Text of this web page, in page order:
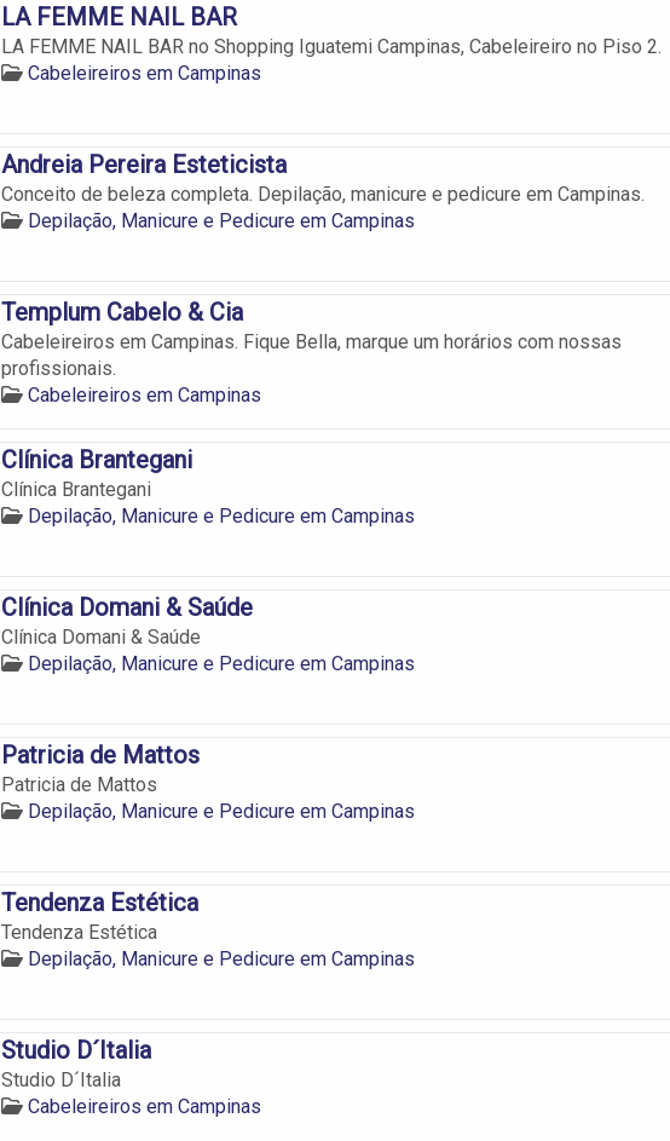
LA FEMME NAIL BAR
LA FEMME NAIL BAR no Shopping Iguatemi Campinas, Cabeleireiro no Piso 2.
Cabeleireiros em Campinas
Andreia Pereira Esteticista
Conceito de beleza completa. Depilação, manicure e pedicure em Campinas.
Depilação, Manicure e Pedicure em Campinas
Templum Cabelo & Cia
Cabeleireiros em Campinas. Fique Bella, marque um horários com nossas
profissionais.
Cabeleireiros em Campinas
Clínica Brantegani
Clínica Brantegani
Depilação, Manicure e Pedicure em Campinas
Clínica Domani & Saúde
Clínica Domani & Saúde
Depilação, Manicure e Pedicure em Campinas
Patricia de Mattos
Patricia de Mattos
Depilação, Manicure e Pedicure em Campinas
Tendenza Estética
Tendenza Estética
Depilação, Manicure e Pedicure em Campinas
Studio D´Italia
Studio D´Italia
Cabeleireiros em Campinas